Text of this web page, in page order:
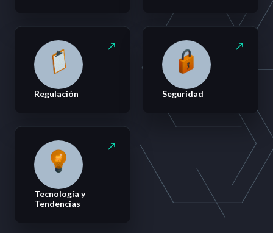
Regulación Seguridad
Tecnología y
Tendencias